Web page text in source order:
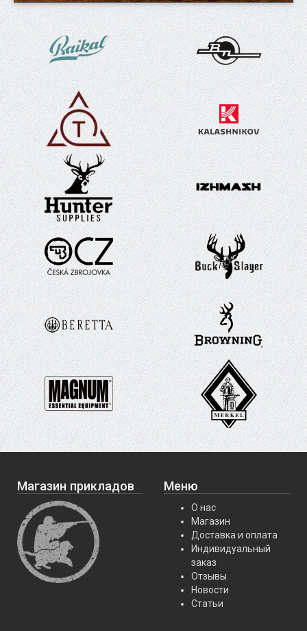
Магазин прикладов Меню
О нас
Магазин
Доставка и оплата
Индивидуальный
заказ
Отзывы
Новости
Статьи